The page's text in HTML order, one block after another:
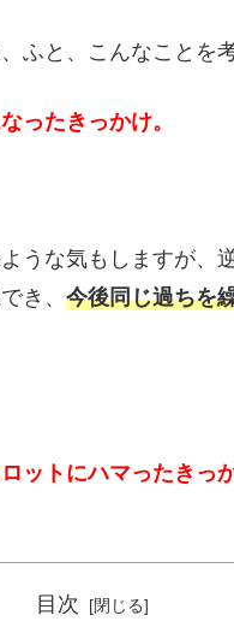
ふと、こんなことを
ったきっかけ。
うな気もしますが、
き、 今後同じ過ちを
ットにハマったきっ
目次